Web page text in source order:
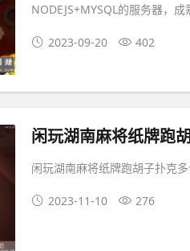
NODEJS+MYSQL的服务器，成
2023-09-20 402
闲玩湖南麻将纸牌跑
闲玩湖南麻将纸牌跑胡子扑克
2023-11-10 276